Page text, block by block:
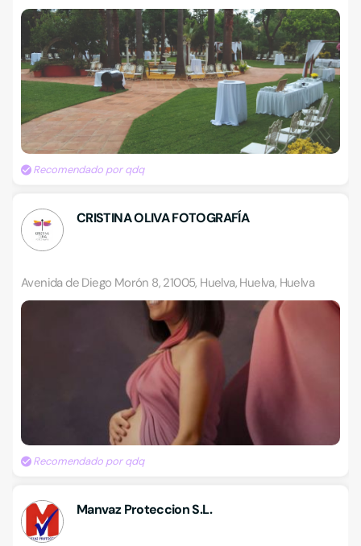
Recomendado por qdq
CRISTINA OLIVA FOTOGRAFÍA
Avenida de Diego Morón 8, 21005, Huelva, Huelva, Huelva
Recomendado por qdq
Manvaz Proteccion S.L.